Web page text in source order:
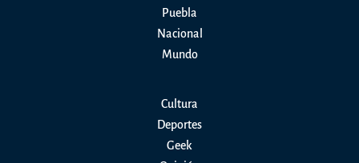
Puebla
Nacional
Mundo
Cultura
Deportes
Geek